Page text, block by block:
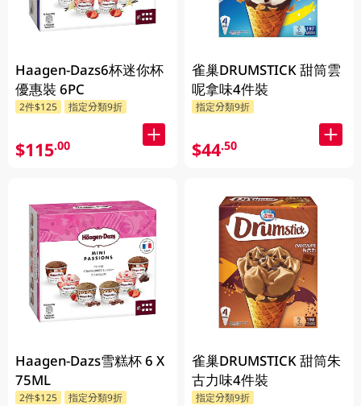
Haagen-Dazs6杯迷你杯
優惠裝 6PC
2件$125 指定分類9折
$115.00
Haagen-Dazs雪糕杯 6 X
75ML
2件$125 指定分類9折
雀巢DRUMSTICK 甜筒雲
呢拿味4件裝
指定分類9折
$44.50
雀巢DRUMSTICK 甜筒朱
古力味4件裝
指定分類9折